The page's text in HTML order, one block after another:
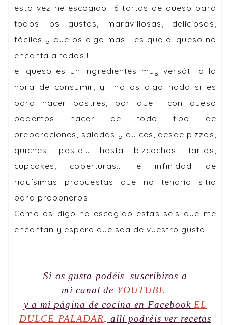
esta vez he escogido 6 tartas de queso para
todos los gustos, maravillosas, deliciosas,
fáciles y que os digo mas... es que el queso no
encanta a todos!!
el queso es un ingredientes muy versátil a la
hora de consumir, y no os diga nada si es
para hacer postres, por que con queso
podemos hacer de todo tipo de
preparaciones, saladas y dulces, desde pizzas,
quiches, pasta... hasta bizcochos, tartas,
cupcakes, coberturas... e infinidad de
riquísimas propuestas que no tendría sitio
para proponeros...
Como os digo he escogido estas seis que me
encantan y espero que sea de vuestro gusto.
Si os gusta podéis suscribiros a
mi canal de YOUTUBE
y a mipágina de cocina en FacebookEL
DULCE PALADAR, allí podréis ver recetas